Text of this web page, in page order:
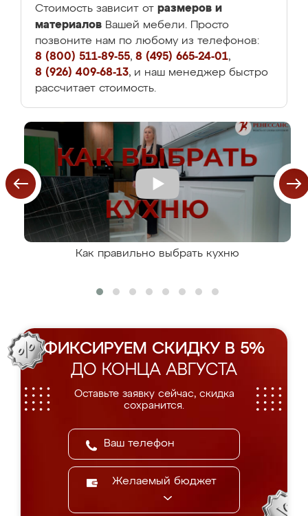
Стоимость зависит от размеров и
материалов Вашей мебели. Просто
позвоните нам по любому из телефонов:
8 (800) 511-89-55, 8 (495) 665-24-01,
8 (926) 409-68-13, и наш менеджер быстро
рассчитает стоимость.
Как правильно выбрать кухню
ФИКСИРУЕМ СКИДКУ В 5%
ДО КОНЦА АВГУСТА
Оставьте заявку сейчас, скидка
сохранится.
Желаемый бюджет